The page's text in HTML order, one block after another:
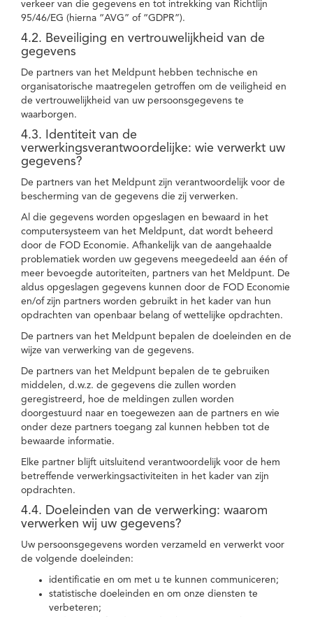
verkeer van die gegevens en tot intrekking van Richtlijn
95/46/EG (hierna “AVG” of “GDPR”).
4.2. Beveiliging en vertrouwelijkheid van de
gegevens
De partners van het Meldpunt hebben technische en
organisatorische maatregelen getroffen om de veiligheid en
de vertrouwelijkheid van uw persoonsgegevens te
waarborgen.
4.3. Identiteit van de
verwerkingsverantwoordelijke: wie verwerkt uw
gegevens?
De partners van het Meldpunt zijn verantwoordelijk voor de
bescherming van de gegevens die zij verwerken.
Al die gegevens worden opgeslagen en bewaard in het
computersysteem van het Meldpunt, dat wordt beheerd
door de FOD Economie. Afhankelijk van de aangehaalde
problematiek worden uw gegevens meegedeeld aan één of
meer bevoegde autoriteiten, partners van het Meldpunt. De
aldus opgeslagen gegevens kunnen door de FOD Economie
en/of zijn partners worden gebruikt in het kader van hun
opdrachten van openbaar belang of wettelijke opdrachten.
De partners van het Meldpunt bepalen de doeleinden en de
wijze van verwerking van de gegevens.
De partners van het Meldpunt bepalen de te gebruiken
middelen, d.w.z. de gegevens die zullen worden
geregistreerd, hoe de meldingen zullen worden
doorgestuurd naar en toegewezen aan de partners en wie
onder deze partners toegang zal kunnen hebben tot de
bewaarde informatie.
Elke partner blijft uitsluitend verantwoordelijk voor de hem
betreffende verwerkingsactiviteiten in het kader van zijn
opdrachten.
4.4. Doeleinden van de verwerking: waarom
verwerken wij uw gegevens?
Uw persoonsgegevens worden verzameld en verwerkt voor
de volgende doeleinden:
identificatie en om met u te kunnen communiceren;
statistische doeleinden en om onze diensten te
verbeteren;